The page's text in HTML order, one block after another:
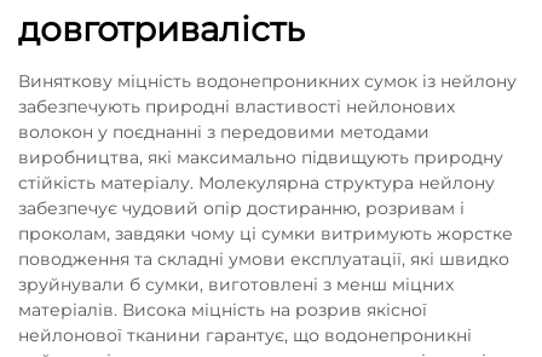
довготривалість
Виняткову міцність водонепроникних сумок із нейлону
забезпечують природні властивості нейлонових
волокон у поєднанні з передовими методами
виробництва, які максимально підвищують природну
стійкість матеріалу. Молекулярна структура нейлону
забезпечує чудовий опір достиранню, розривам і
проколам, завдяки чому ці сумки витримують жорстке
поводження та складні умови експлуатації, які швидко
зруйнували б сумки, виготовлені з менш міцних
матеріалів. Висока міцність на розрив якісної
нейлонової тканини гарантує, що водонепроникні